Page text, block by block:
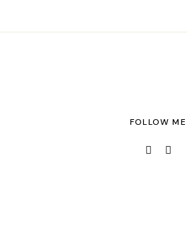
FOLLOW ME